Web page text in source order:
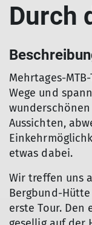
Durch
Mehrtages-
Wege und
wunderschönen
Aussichten,
etwas dabei.
Wir treffen uns
Bergbund-
erste Tour. Den